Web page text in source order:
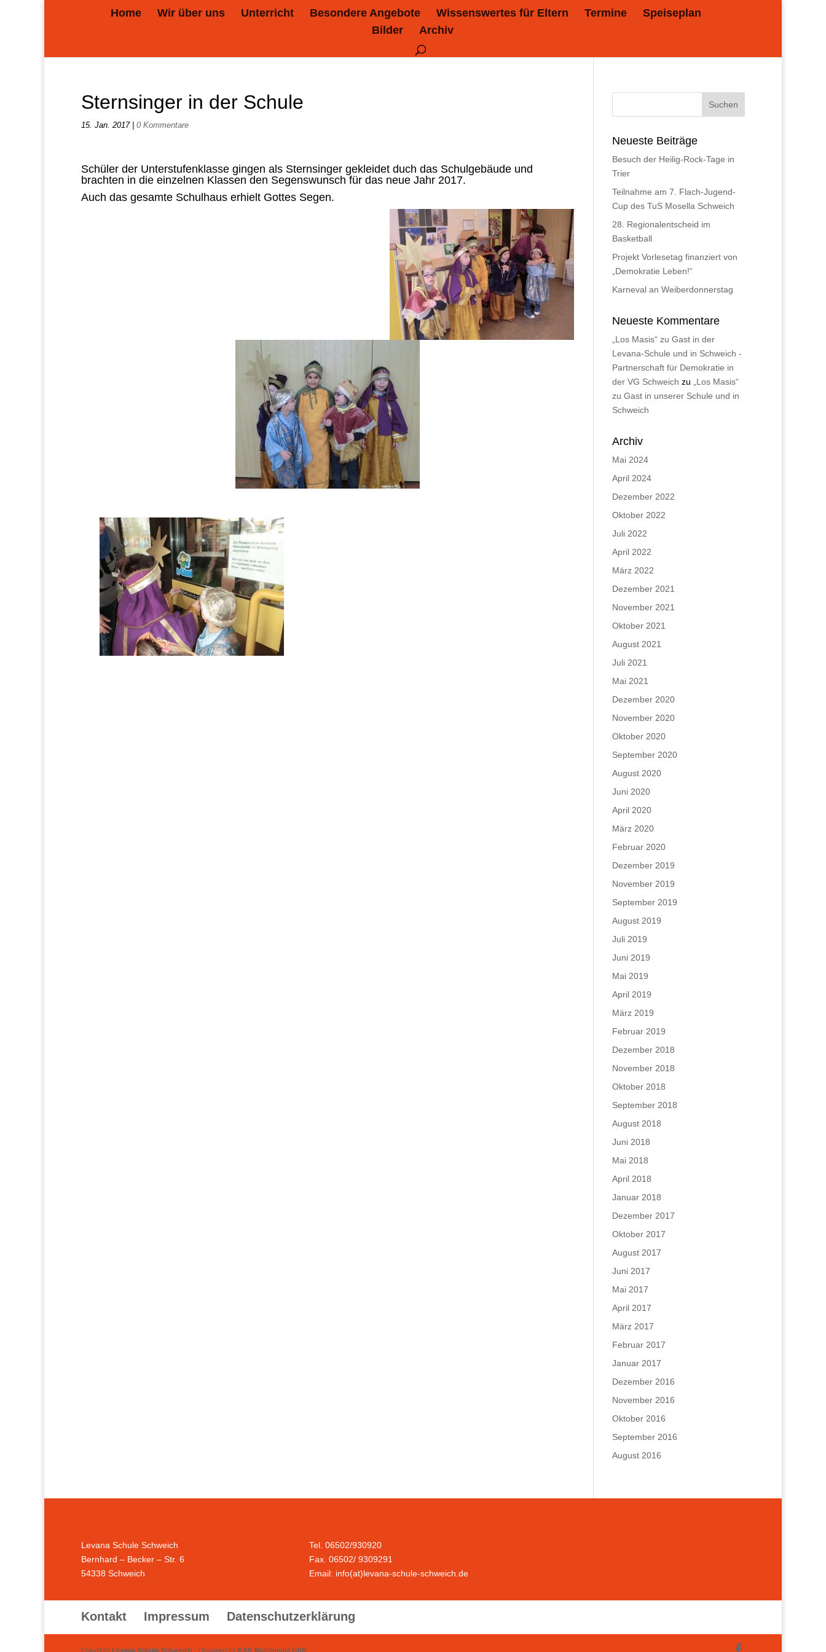
Home Wir über uns Unterricht Besondere Angebote Wissenswertes für Eltern Termine
Speiseplan
Bilder
Archiv
Sternsinger in der Schule
15. Jan. 2017| 0 Kommentare
Schüler der Unterstufenklasse gingen als Sternsinger gekleidet duch das Schulgebäude und
brachten in die einzelnen Klassen den Segenswunsch für das neue Jahr 2017.
Auch das gesamte Schulhaus erhielt Gottes Segen.
Neueste Beiträge
Besuch der Heilig-Rock-Tage in
Trier
Teilnahme am 7. Flach-Jugend-
Cup des TuS Mosella Schweich
28. Regionalentscheid im
Basketball
Projekt Vorlesetag finanziert von
„Demokratie Leben!“
Karneval an Weiberdonnerstag
Neueste Kommentare
„Los Masis“ zu Gast in der
Levana-Schule und in Schweich -
Partnerschaft für Demokratie in
der VG Schweich zu
„Los Masis“
zu Gast in unserer Schule und in
Schweich
Archiv
Mai 2024
April 2024
Dezember 2022
Oktober 2022
Juli 2022
April 2022
März 2022
Dezember 2021
November 2021
Oktober 2021
August 2021
Juli 2021
Mai 2021
Dezember 2020
November 2020
Oktober 2020
September 2020
August 2020
Juni 2020
April 2020
März 2020
Februar 2020
Dezember 2019
November 2019
September 2019
August 2019
Juli 2019
Juni 2019
Mai 2019
April 2019
März 2019
Februar 2019
Dezember 2018
November 2018
Oktober 2018
September 2018
August 2018
Juni 2018
Mai 2018
April 2018
Januar 2018
Dezember 2017
Oktober 2017
August 2017
Juni 2017
Mai 2017
April 2017
März 2017
Februar 2017
Januar 2017
Dezember 2016
November 2016
Oktober 2016
September 2016
August 2016
Levana Schule Schweich
Bernhard – Becker – Str. 6
54338 Schweich
Tel. 06502/930920
Fax. 06502/ 9309291
Email: info(at)levana-schule-schweich.de
Kontakt Impressum Datenschutzerklärung
Copyright Levana Schule Schweich - Designed by K&K Multimedia GbR